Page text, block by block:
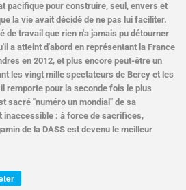
pacifique pour construire, seul, envers et
la vie avait décidé de ne pas lui faciliter.
de travail que rien n'a jamais pu détourner
a atteint d'abord en représentant la France
en 2012, et plus encore peut-être un
les vingt mille spectateurs de Bercy et les
remporte pour la seconde fois le plus
sacré "numéro un mondial" de sa
inaccessible : à force de sacrifices,
de la DASS est devenu le meilleur